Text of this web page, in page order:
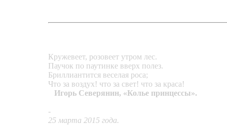
Кружевеет, розовеет утром лес.
Паучок по паутинке вверх полез.
Бриллиантится веселая роса;
Что за воздух! что за свет! что за краса!
Игорь Северянин, «Колье принцессы».
-
25 марта 2015 года.